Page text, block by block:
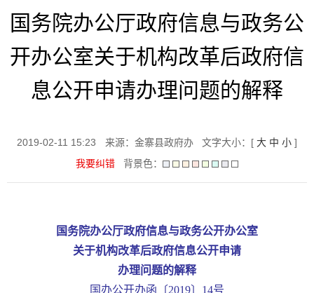
国务院办公厅政府信息与政务公
开办公室关于机构改革后政府信
息公开申请办理问题的解释
2019-02-11 15:23 来源：金寨县政府办 文字大小：[ 大 中 小]
我要纠错
背景色：
国务院办公厅政府信息与政务公开办公室
关于机构改革后政府信息公开申请
办理问题的解释
国办公开办函〔2019〕14号